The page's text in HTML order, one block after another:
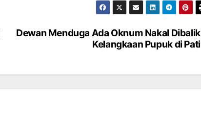
Dewan Menduga Ada Oknum Nakal Dibalik
Kelangkaan Pupuk di Pati